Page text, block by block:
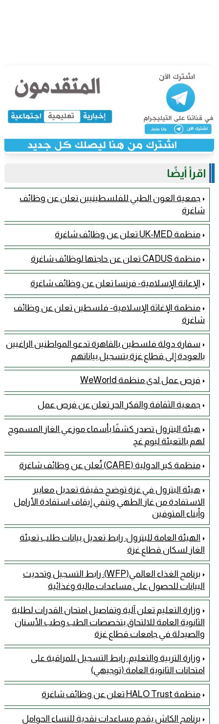
اقرأ أيضًا
جمعية العون الطبي للفلسطينيين تعلن عن وظائف
شاغرة
منظمة UK-MED تعلن عن وظائف شاغرة
منظمة CADUS تعلن عن حاجتها لوظائف شاغرة
الإعانة الإسلامية- فرنسا تعلن عن وظائف شاغرة
منظمة الإغاثة الإسلامية- فلسطين تعلن عن وظائف
شاغرة
سفارة دولة فلسطين بالقاهرة تدعو المواطنين الراغبين
بالعودة إلى قطاع غزة بتسجيل بياناتهم
فرص عمل لدى منظمة WeWorld
جمعية الثقافة والفكر الحر تعلن عن فرص عمل
هيئة البترول تصدر كشفًا بأسماء موزعي الغاز المسموح
لهم بالتعبئة ليوم غدٍ
منظمة كير الدولية (CARE) تُعلن عن وظائف شاغرة
هيئة البترول في غزة توضح حقيقة تعديل معايير
الاستفادة من غاز الطهي وتنفي إيقاف استفادة الأرامل
وأبناء المتوفين
الهيئة العامة للبترول: رابط تعديل بيانات طلب تعبئة
الغاز لسكان قطاع غزة
برنامج الغذاء العالمي(WFP): رابط التسجيل وتحديث
البيانات للحصول على مساعدات مالية وغذائية
وزارة التعليم تعلن آلية وتفاصيل امتحان القدرات لطلبة
الثانوية العامة للالتحاق بتخصصات الطب وطب الأسنان
والصيدلة في جامعات قطاع غزة
وزارة التربية والتعليم: رابط التسجيل للمراقبة على
امتحانات الثانوية العامة (توجيهي)
منظمة HALO Trust تعلن عن وظائف شاغرة
برنامج الكاش يقدم مساعدات نقدية للنساء الحوامل